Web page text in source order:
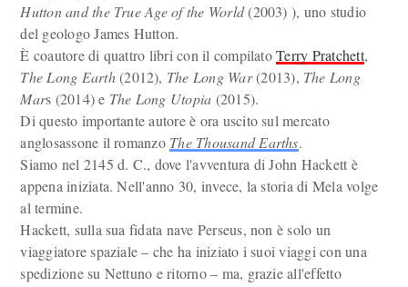
Hutton and the True Age of the World(2003) ), uno studio
del geologo James Hutton.
È coautore di quattro libri con il compilatoTerry Pratchett,
The Long Earth(2012), The Long War(2013), The Long
Mars (2014) e The Long Utopia (2015).
Di questo importante autore è ora uscito sul mercato
anglosassone il romanzo The Thousand Earths.
Siamo nel 2145 d. C., dove l'avventura di John Hackett è
appena iniziata. Nell'anno 30, invece, la storia di Mela volge
al termine.
Hackett, sulla sua fidata nave Perseus, non è solo un
viaggiatore spaziale – che ha iniziato i suoi viaggi con una
spedizione su Nettuno e ritorno – ma, grazie all'effetto